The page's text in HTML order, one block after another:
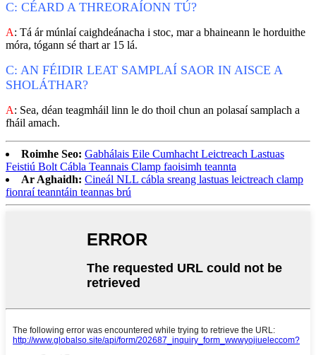
C: CÉARD A THREORAÍONN TÚ?
A: Tá ár múnlaí caighdeánacha i stoc, mar a bhaineann le horduithe
móra, tógann sé thart ar 15 lá.
C: AN FÉIDIR LEAT SAMPLAÍ SAOR IN AISCE A
SHOLÁTHAR?
A: Sea, déan teagmháil linn le do thoil chun an polasaí samplach a
fháil amach.
Roimhe Seo: Gabhálais Eile Cumhacht Leictreach Lastuas
Feistiú Bolt Cábla Teannais Clamp faoisimh teannta
Ar Aghaidh: Cineál NLL cábla sreang lastuas leictreach clamp
fionraí teanntáin teannas brú